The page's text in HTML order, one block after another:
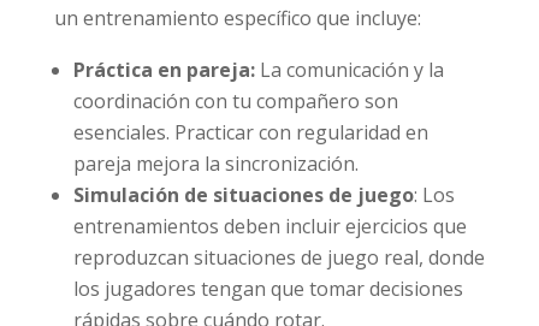
un entrenamiento específico que incluye:
Práctica en pareja:La comunicación y la
coordinación con tu compañero son
esenciales. Practicar con regularidad en
pareja mejora la sincronización.
Simulación de situaciones de juego: Los
entrenamientos deben incluir ejercicios que
reproduzcan situaciones de juego real, donde
los jugadores tengan que tomar decisiones
rápidas sobre cuándo rotar.